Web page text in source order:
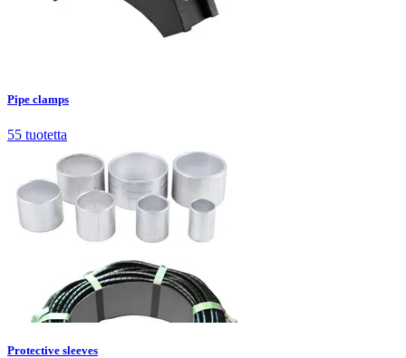
Pipe clamps
55 tuotetta
Protective sleeves 4 tuotetta
Protective sleeves